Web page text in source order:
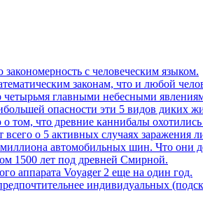
с человеческим языком.
законам, что и любой
четырьмя главными небесными
опасности эти 5 видов диких
что древние каннибалы
о 5 активных случаях заражения
автомобильных шин. Что они
1500 лет под древней Смирной.
аппарата Voyager 2 еще на один год.
индивидуальных